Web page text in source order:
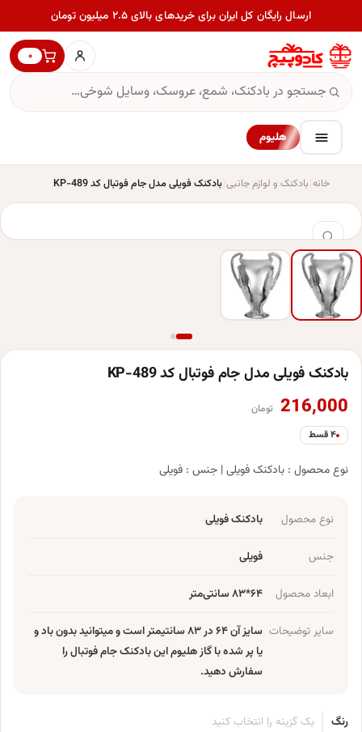
ارسال رایگان کل ایران برای خریدهای بالای ۲.۵ میلیون تومان
۰
هلیوم
خانه بادکنک و لوازم جانبی بادکنک فویلی مدل جام فوتبال کد KP-489
بادکنک فویلی مدل جام فوتبال کد KP-489
216,000 تومان
۴ قسط
نوع محصول : بادکنک فویلی | جنس : فویلی
نوع محصول بادکنک فویلی
جنس فویلی
ابعاد محصول ۶۴*۸۳ سانتی‌متر
سایر توضیحات
سایز آن ۶۴ در ۸۳ سانتیمتر است و میتوانید بدون باد و
یا پر شده با گاز هلیوم این بادکنک جام فوتبال را
سفارش دهید.
رنگ یک گزینه را انتخاب کنید